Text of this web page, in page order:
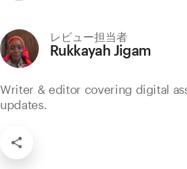
レビュー担当者
Rukkayah Jigam
Writer & editor covering digital
updates.